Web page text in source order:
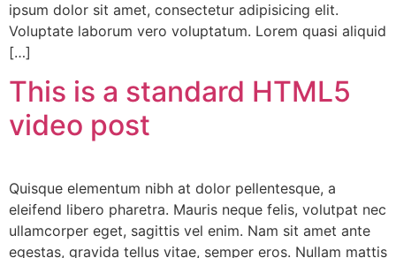
ipsum dolor sit amet, consectetur adipisicing elit.
Voluptate laborum vero voluptatum. Lorem quasi aliquid
[…]
This is a standard HTML5
video post
Quisque elementum nibh at dolor pellentesque, a
eleifend libero pharetra. Mauris neque felis, volutpat nec
ullamcorper eget, sagittis vel enim. Nam sit amet ante
egestas, gravida tellus vitae, semper eros. Nullam mattis